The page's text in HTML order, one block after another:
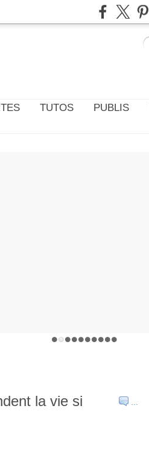
TUTOS PUBLIS
…
la vie si